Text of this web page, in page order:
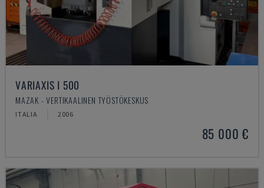
VARIAXIS I 500
MAZAK - VERTIKAALINEN TYÖSTÖKESKUS
ITALIA 2006
85 000 €